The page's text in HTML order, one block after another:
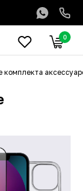
0
комплекта